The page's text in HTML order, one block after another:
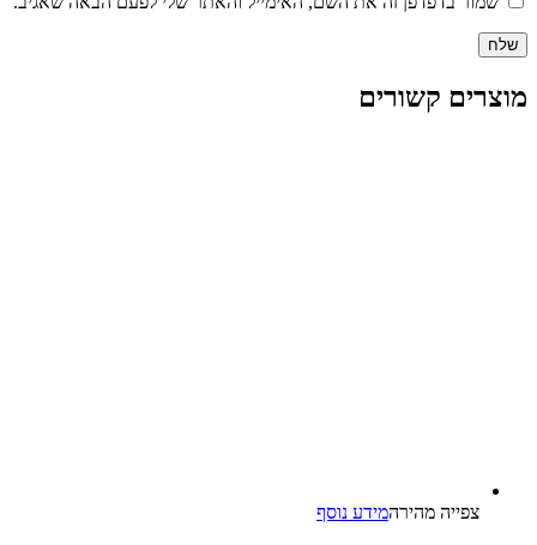
מוצרים קשורים
צפייה‬ ‫מהירה‬מידע נוסף